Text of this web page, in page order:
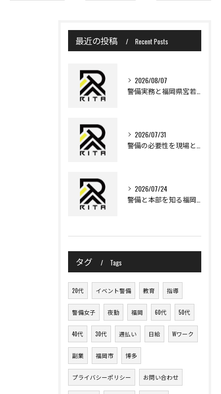
最近の投稿 Recent Posts
2026/08/07
2026/07/31
2026/07/24
タグ Tags
20代 イベント警備 教育 指導
警備女子 夜勤 福岡 60代 50代
40代 30代 週払い 日給 Wワーク
副業 福岡市 博多
プライバシーポリシー お問い合わせ